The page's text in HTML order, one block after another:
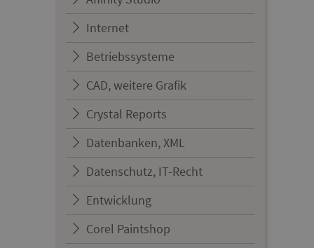
Internet
Betriebssysteme
CAD, weitere Grafik
Crystal Reports
Datenbanken, XML
Datenschutz, IT-Recht
Entwicklung
Corel Paintshop